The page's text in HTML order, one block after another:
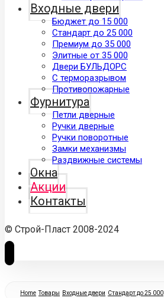
Входные двери
Бюджет до 15 000
Стандарт до 25 000
Премиум до 35 000
Элитные от 35 000
Двери БУЛЬДОРС
С терморазрывом
Противопожарные
Фурнитура
Петли дверные
Ручки дверные
Ручки поворотные
Замки механизмы
Раздвижные системы
Окна
Акции
Контакты
© Строй-Пласт 2008-2024
Home Товары Входные двери Стандарт до 25 000